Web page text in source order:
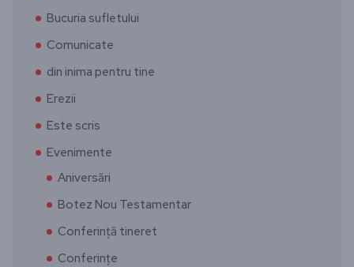
Bucuria sufletului
Comunicate
din inima pentru tine
Erezii
Este scris
Evenimente
Aniversări
Botez Nou Testamentar
Conferință tineret
Conferințe